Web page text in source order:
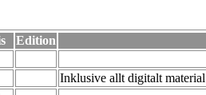
Edition
Inklusive allt digitalt material